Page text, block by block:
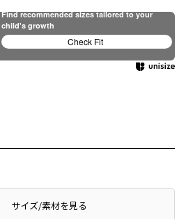
サイズ/素材を見る
Find recommended sizes tailored to your
child's growth
Check Fit